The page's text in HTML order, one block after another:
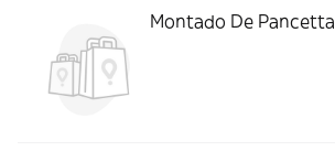
Montado De Pancetta